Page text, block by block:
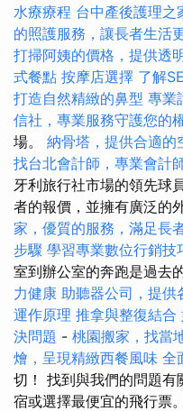
水療療程 台中產後護理之
的照護服務，讓長者生活
打掃阿姨的價格，提供透
式餐點 按摩店選擇 了解
打造自然精緻的鼻型 專業
信社，專業服務守護您的
場。 納骨塔，提供合適的
找台北會計師，專業會計
牙利旅行社市場的領先球
者的報價，並擁有廣泛的
家，優質的服務，滿足長
步驟 學習專業數位行銷技
室到辦公室的奔跑是過去
力健康 助聽器公司，提供
運作原理 推拿與整復結合
決問題 - 桃園搬家，找當
燴，呈現精緻西餐風味 全
切！ 找到與我們的問題有
宿或選擇最便宜的飛行票。